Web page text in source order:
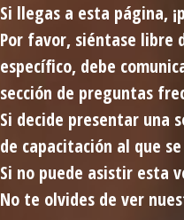
Si llegas a esta página,
Por favor, siéntase libre
específico, debe
sección de preguntas
Si decide presentar una
de capacitación al que
Si no puede asistir esta
No te olvides de ver